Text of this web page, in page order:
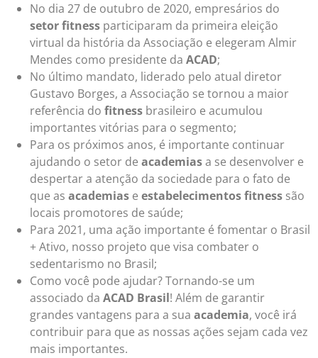
No dia 27 de outubro de 2020, empresários do
setor fitness participaram da primeira eleição
virtual da história da Associação e elegeram Almir
Mendes como presidente da ACAD;
No último mandato, liderado pelo atual diretor
Gustavo Borges, a Associação se tornou a maior
referência do fitness brasileiro e acumulou
importantes vitórias para o segmento;
Para os próximos anos, é importante continuar
ajudando o setor de academiasa se desenvolver e
despertar a atenção da sociedade para o fato de
que as academias e estabelecimentos fitness são
locais promotores de saúde;
Para 2021, uma ação importante é fomentar o Brasil
+ Ativo, nosso projeto que visa combater o
sedentarismo no Brasil;
Como você pode ajudar? Tornando-se um
associado da ACAD Brasil! Além de garantir
grandes vantagens para a sua academia, você irá
contribuir para que as nossas ações sejam cada vez
mais importantes.